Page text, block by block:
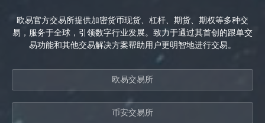
欧易官方交易所提供加密货币现货、杠杆、期货、期权等多种交
易，服务于全球，引领数字行业发展。致力于通过其首创的跟单交
易功能和其他交易解决方案帮助用户更明智地进行交易。
欧易交易所
币安交易所